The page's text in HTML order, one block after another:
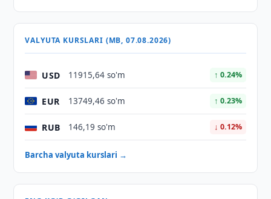
VALYUTA KURSLARI (MB, 07.08.2026)
USD 11915,64 so'm ↑ 0.24%
EUR 13749,46 so'm ↑ 0.23%
RUB 146,19 so'm ↓ 0.12%
Barcha valyuta kurslari →